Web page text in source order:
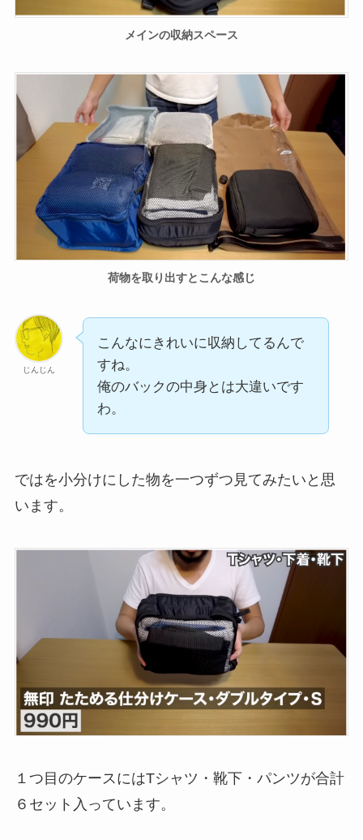
メインの収納スペース
荷物を取り出すとこんな感じ
じんじん
こんなにきれいに収納してるんで
すね。
俺のバックの中身とは大違いです
わ。
ではを小分けにした物を一つずつ見てみたいと思
います。
１つ目のケースにはTシャツ・靴下・パンツが合計
６セット入っています。